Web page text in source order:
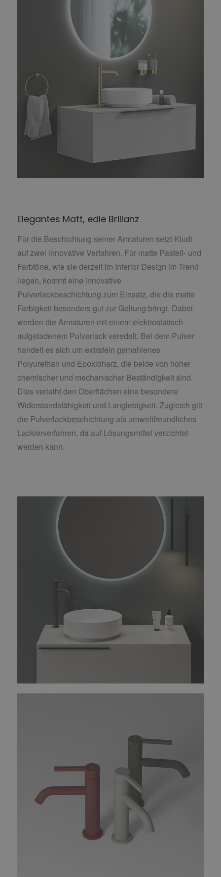
Elegantes Matt, edle Brillanz
Für die Beschichtung seiner Armaturen setzt Kludi
auf zwei innovative Verfahren. Für matte Pastell- und
Farbtöne, wie sie derzeit im Interior Design im Trend
liegen, kommt eine innovative
Pulverlackbeschichtung zum Einsatz, die die matte
Farbigkeit besonders gut zur Geltung bringt. Dabei
werden die Armaturen mit einem elektrostatisch
aufgeladenem Pulverlack veredelt. Bei dem Pulver
handelt es sich um extrafein gemahlenes
Polyurethan und Epoxidharz, die beide von hoher
chemischer und mechanischer Beständigkeit sind.
Dies verleiht den Oberflächen eine besondere
Widerstandsfähigkeit und Langlebigkeit. Zugleich gilt
die Pulverlackbeschichtung als umweltfreundliches
Lackierverfahren, da auf Lösungsmittel verzichtet
werden kann.